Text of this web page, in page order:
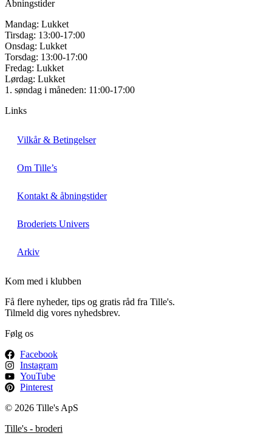
Åbningstider
Mandag: Lukket
Tirsdag: 13:00-17:00
Onsdag: Lukket
Torsdag: 13:00-17:00
Fredag: Lukket
Lørdag: Lukket
1. søndag i måneden: 11:00-17:00
Links
Vilkår & Betingelser
Om Tille’s
Kontakt & åbningstider
Broderiets Univers
Arkiv
Kom med i klubben
Få flere nyheder, tips og gratis råd fra Tille's.
Tilmeld dig vores nyhedsbrev.
Følg os
Facebook
Instagram
YouTube
Pinterest
© 2026 Tille's ApS
Tille's - broderi